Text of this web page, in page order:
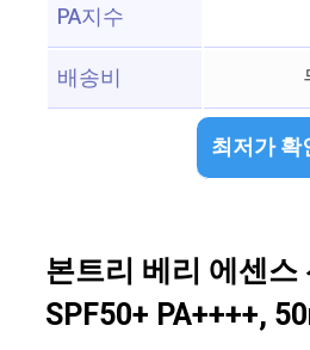
PA지수
배송비
최저가 확
본트리 베리 에센스
SPF50+ PA++++,